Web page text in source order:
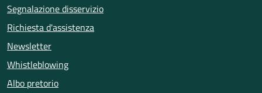
Segnalazione disservizio
Richiesta d'assistenza
Newsletter
Whistleblowing
Albo pretorio